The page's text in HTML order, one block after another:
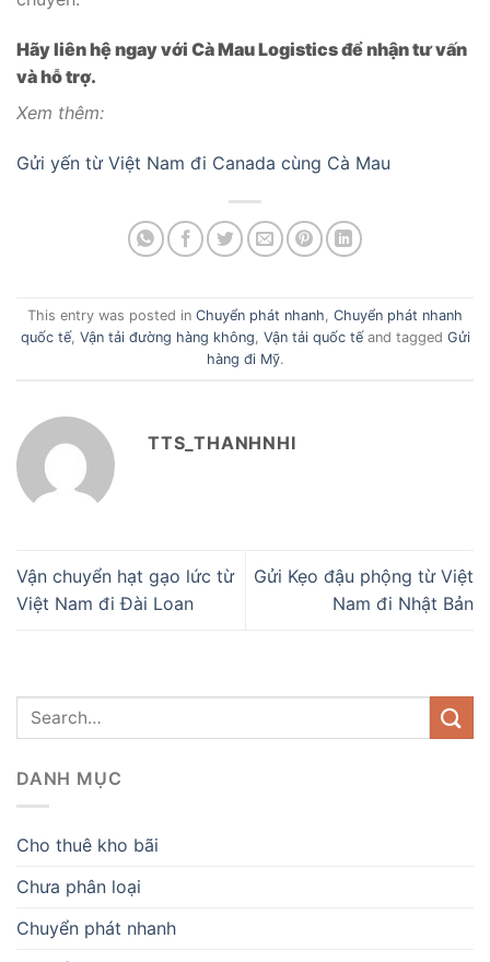
Hãy liên hệ ngay với Cà Mau Logistics để nhận tư vấn
và hỗ trợ.
Xem thêm:
Gửi yến từ Việt Nam đi Canada cùng Cà Mau
This entry was posted in Chuyển phát nhanh, Chuyển phát nhanh
quốc tế, Vận tải đường hàng không, Vận tải quốc tếand tagged Gửi
hàng đi Mỹ.
TTS_THANHNHI
Vận chuyển hạt gạo lức từ
Việt Nam đi Đài Loan
Gửi Kẹo đậu phộng từ Việt
Nam đi Nhật Bản
DANH MỤC
Cho thuê kho bãi
Chưa phân loại
Chuyển phát nhanh